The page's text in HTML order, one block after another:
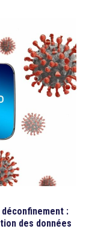
:
des données